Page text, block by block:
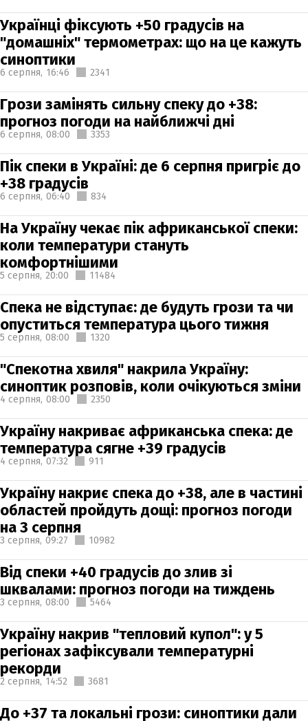
Українці фіксують +50 градусів на
"домашніх" термометрах: що на це кажуть
синоптики
6 серпня, 16:46 2341
Грози замінять сильну спеку до +38:
прогноз погоди на найближчі дні
6 серпня, 08:00 3353
Пік спеки в Україні: де 6 серпня пригріє до
+38 градусів
6 серпня, 06:40 834
На Україну чекає пік африканської спеки:
коли температури стануть
комфортнішими
5 серпня, 20:00 11484
Спека не відступає: де будуть грози та чи
опуститься температура цього тижня
5 серпня, 08:00 1320
"Спекотна хвиля" накрила Україну:
синоптик розповів, коли очікуються зміни
4 серпня, 08:00 2350
Україну накриває африканська спека: де
температура сягне +39 градусів
4 серпня, 07:32 911
Україну накриє спека до +38, але в частині
областей пройдуть дощі: прогноз погоди
на 3 серпня
3 серпня, 09:27 10982
Від спеки +40 градусів до злив зі
шквалами: прогноз погоди на тиждень
3 серпня, 08:00 5464
Україну накрив "тепловий купол": у 5
регіонах зафіксували температурні
рекорди
2 серпня, 14:52 3681
До +37 та локальні грози: синоптики дали